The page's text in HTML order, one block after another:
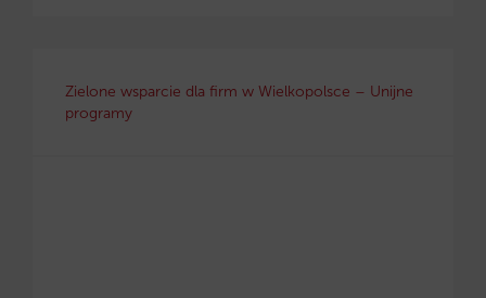
Zielone wsparcie dla firm w Wielkopolsce – Unijne
programy